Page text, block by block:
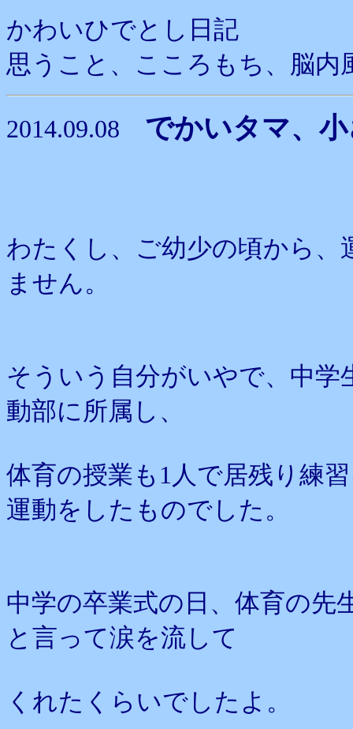
かわいひでとし日記
思うこと、こころもち、脳内
2014.09.08 でかいタマ、
わたくし、ご幼少の頃から
ません。
そういう自分がいやで、中
動部に所属し、
体育の授業も1人で居残り練
運動をしたものでした。
中学の卒業式の日、体育の先
と言って涙を流して
くれたくらいでしたよ。